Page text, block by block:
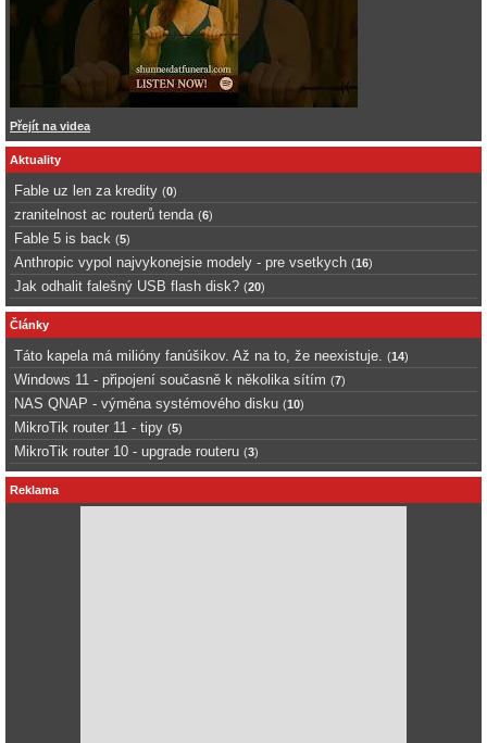
Přejít na videa
Aktuality
Fable uz len za kredity (0)
zranitelnost ac routerů tenda (6)
Fable 5 is back (5)
Anthropic vypol najvykonejsie modely - pre vsetkych (16)
Jak odhalit falešný USB flash disk? (20)
Články
Táto kapela má milióny fanúšikov. Až na to, že neexistuje. (14)
Windows 11 - připojení současně k několika sítím (7)
NAS QNAP - výměna systémového disku (10)
MikroTik router 11 - tipy (5)
MikroTik router 10 - upgrade routeru (3)
Reklama